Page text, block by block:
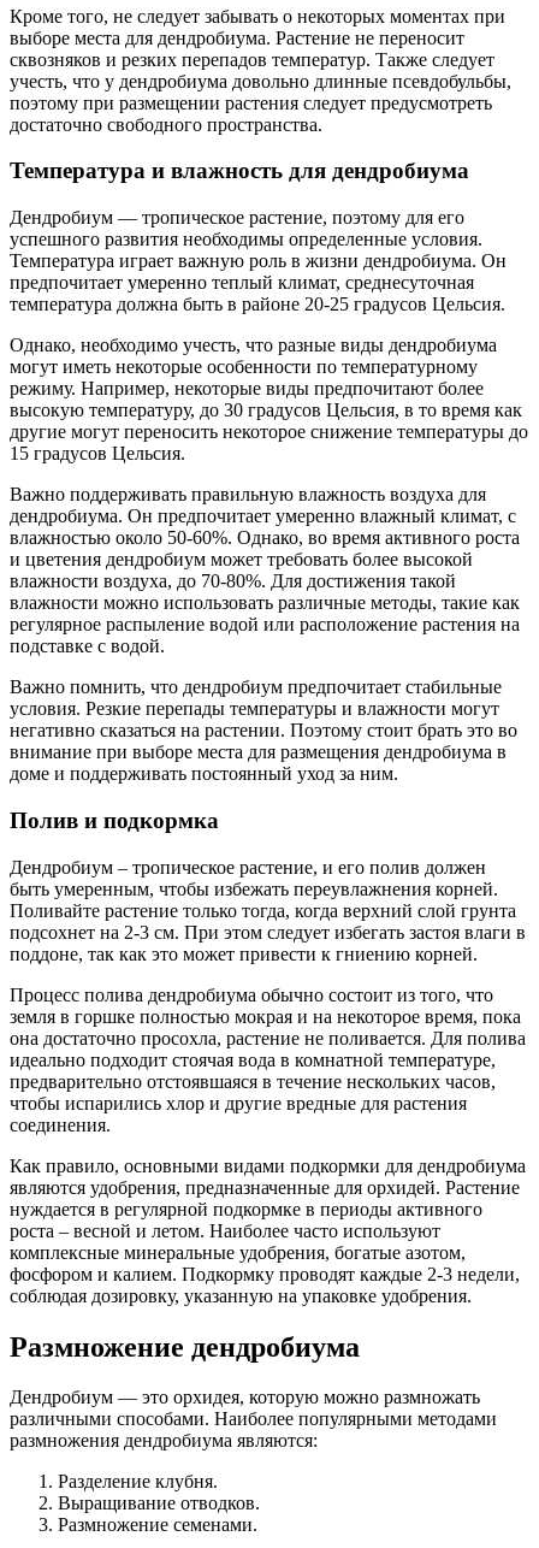
Кроме того, не следует забывать о некоторых моментах при
выборе места для дендробиума. Растение не переносит
сквозняков и резких перепадов температур. Также следует
учесть, что у дендробиума довольно длинные псевдобульбы,
поэтому при размещении растения следует предусмотреть
достаточно свободного пространства.
Температура и влажность для дендробиума
Дендробиум — тропическое растение, поэтому для его
успешного развития необходимы определенные условия.
Температура играет важную роль в жизни дендробиума. Он
предпочитает умеренно теплый климат, среднесуточная
температура должна быть в районе 20-25 градусов Цельсия.
Однако, необходимо учесть, что разные виды дендробиума
могут иметь некоторые особенности по температурному
режиму. Например, некоторые виды предпочитают более
высокую температуру, до 30 градусов Цельсия, в то время как
другие могут переносить некоторое снижение температуры до
15 градусов Цельсия.
Важно поддерживать правильную влажность воздуха для
дендробиума. Он предпочитает умеренно влажный климат, с
влажностью около 50-60%. Однако, во время активного роста
и цветения дендробиум может требовать более высокой
влажности воздуха, до 70-80%. Для достижения такой
влажности можно использовать различные методы, такие как
регулярное распыление водой или расположение растения на
подставке с водой.
Важно помнить, что дендробиум предпочитает стабильные
условия. Резкие перепады температуры и влажности могут
негативно сказаться на растении. Поэтому стоит брать это во
внимание при выборе места для размещения дендробиума в
доме и поддерживать постоянный уход за ним.
Полив и подкормка
Дендробиум – тропическое растение, и его полив должен
быть умеренным, чтобы избежать переувлажнения корней.
Поливайте растение только тогда, когда верхний слой грунта
подсохнет на 2-3 см. При этом следует избегать застоя влаги в
поддоне, так как это может привести к гниению корней.
Процесс полива дендробиума обычно состоит из того, что
земля в горшке полностью мокрая и на некоторое время, пока
она достаточно просохла, растение не поливается. Для полива
идеально подходит стоячая вода в комнатной температуре,
предварительно отстоявшаяся в течение нескольких часов,
чтобы испарились хлор и другие вредные для растения
соединения.
Как правило, основными видами подкормки для дендробиума
являются удобрения, предназначенные для орхидей. Растение
нуждается в регулярной подкормке в периоды активного
роста – весной и летом. Наиболее часто используют
комплексные минеральные удобрения, богатые азотом,
фосфором и калием. Подкормку проводят каждые 2-3 недели,
соблюдая дозировку, указанную на упаковке удобрения.
Размножение дендробиума
Дендробиум — это орхидея, которую можно размножать
различными способами. Наиболее популярными методами
размножения дендробиума являются:
Разделение клубня.
Выращивание отводков.
Размножение семенами.